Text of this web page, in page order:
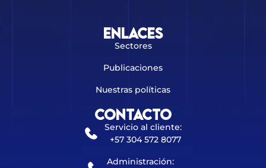
Enlaces
Sectores
Publicaciones
Nuestras políticas
Contacto
Servicio al cliente:
+57 304 572 8077
Administración: